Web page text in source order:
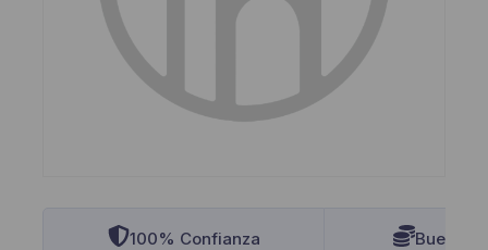
100% Confianza Buenos